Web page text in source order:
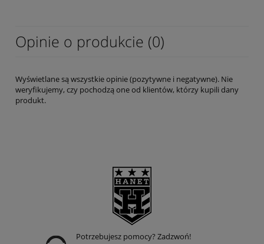
Opinie o produkcie (0)
Wyświetlane są wszystkie opinie (pozytywne i negatywne). Nie
weryfikujemy, czy pochodzą one od klientów, którzy kupili dany
produkt.
Potrzebujesz pomocy? Zadzwoń!